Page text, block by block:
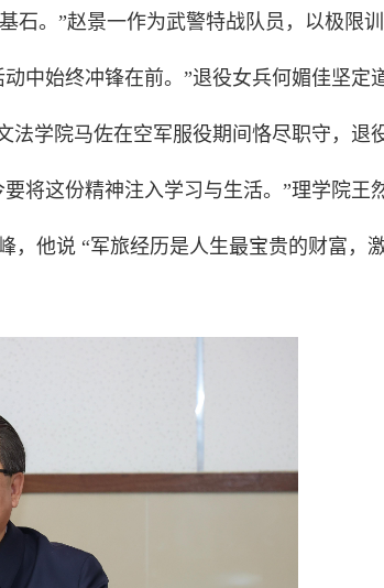
石。”赵景一作为武警特战队员，以极限
中始终冲锋在前。”退役女兵何媚佳坚定
法学院马佐在空军服役期间恪尽职守，退
将这份精神注入学习与生活。”理学院王
，他说 “军旅经历是人生最宝贵的财富，